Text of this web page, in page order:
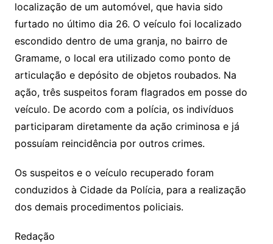
localização de um automóvel, que havia sido
furtado no último dia 26. O veículo foi localizado
escondido dentro de uma granja, no bairro de
Gramame, o local era utilizado como ponto de
articulação e depósito de objetos roubados. Na
ação, três suspeitos foram flagrados em posse do
veículo. De acordo com a polícia, os indivíduos
participaram diretamente da ação criminosa e já
possuíam reincidência por outros crimes.
Os suspeitos e o veículo recuperado foram
conduzidos à Cidade da Polícia, para a realização
dos demais procedimentos policiais.
Redação